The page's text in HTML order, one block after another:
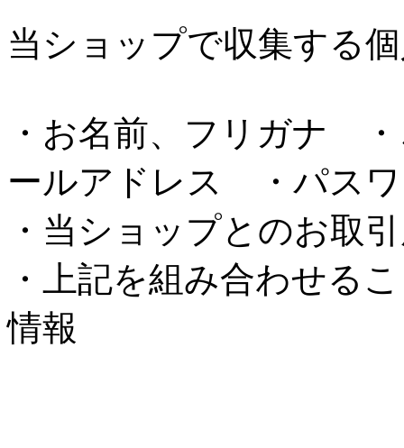
当ショップで収集する
・お名前、フリガナ
ールアドレス ・パス
・当ショップとのお取
・上記を組み合わせる
情報